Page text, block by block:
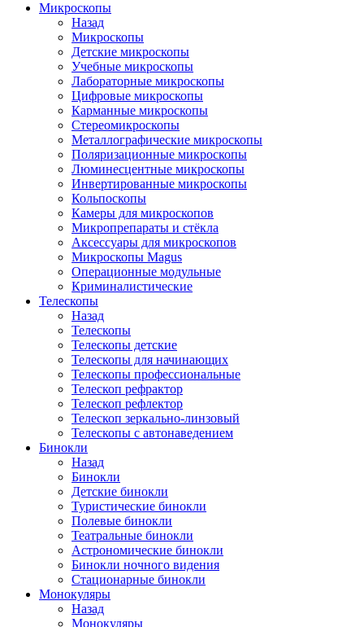
Микроскопы
Назад
Микроскопы
Детские микроскопы
Учебные микроскопы
Лабораторные микроскопы
Цифровые микроскопы
Карманные микроскопы
Стереомикроскопы
Металлографические микроскопы
Поляризационные микроскопы
Люминесцентные микроскопы
Инвертированные микроскопы
Кольпоскопы
Камеры для микроскопов
Микропрепараты и стёкла
Аксессуары для микроскопов
Микроскопы Magus
Операционные модульные
Криминалистические
Телескопы
Назад
Телескопы
Телескопы детские
Телескопы для начинающих
Телескопы профессиональные
Телескоп рефрактор
Телескоп рефлектор
Телескоп зеркально-линзовый
Телескопы с автонаведением
Бинокли
Назад
Бинокли
Детские бинокли
Туристические бинокли
Полевые бинокли
Театральные бинокли
Астрономические бинокли
Бинокли ночного видения
Стационарные бинокли
Монокуляры
Назад
Монокуляры